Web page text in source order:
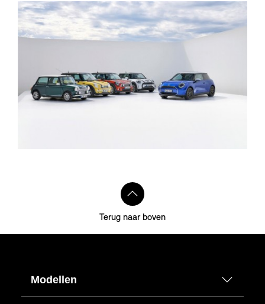
Terug naar boven
Modellen